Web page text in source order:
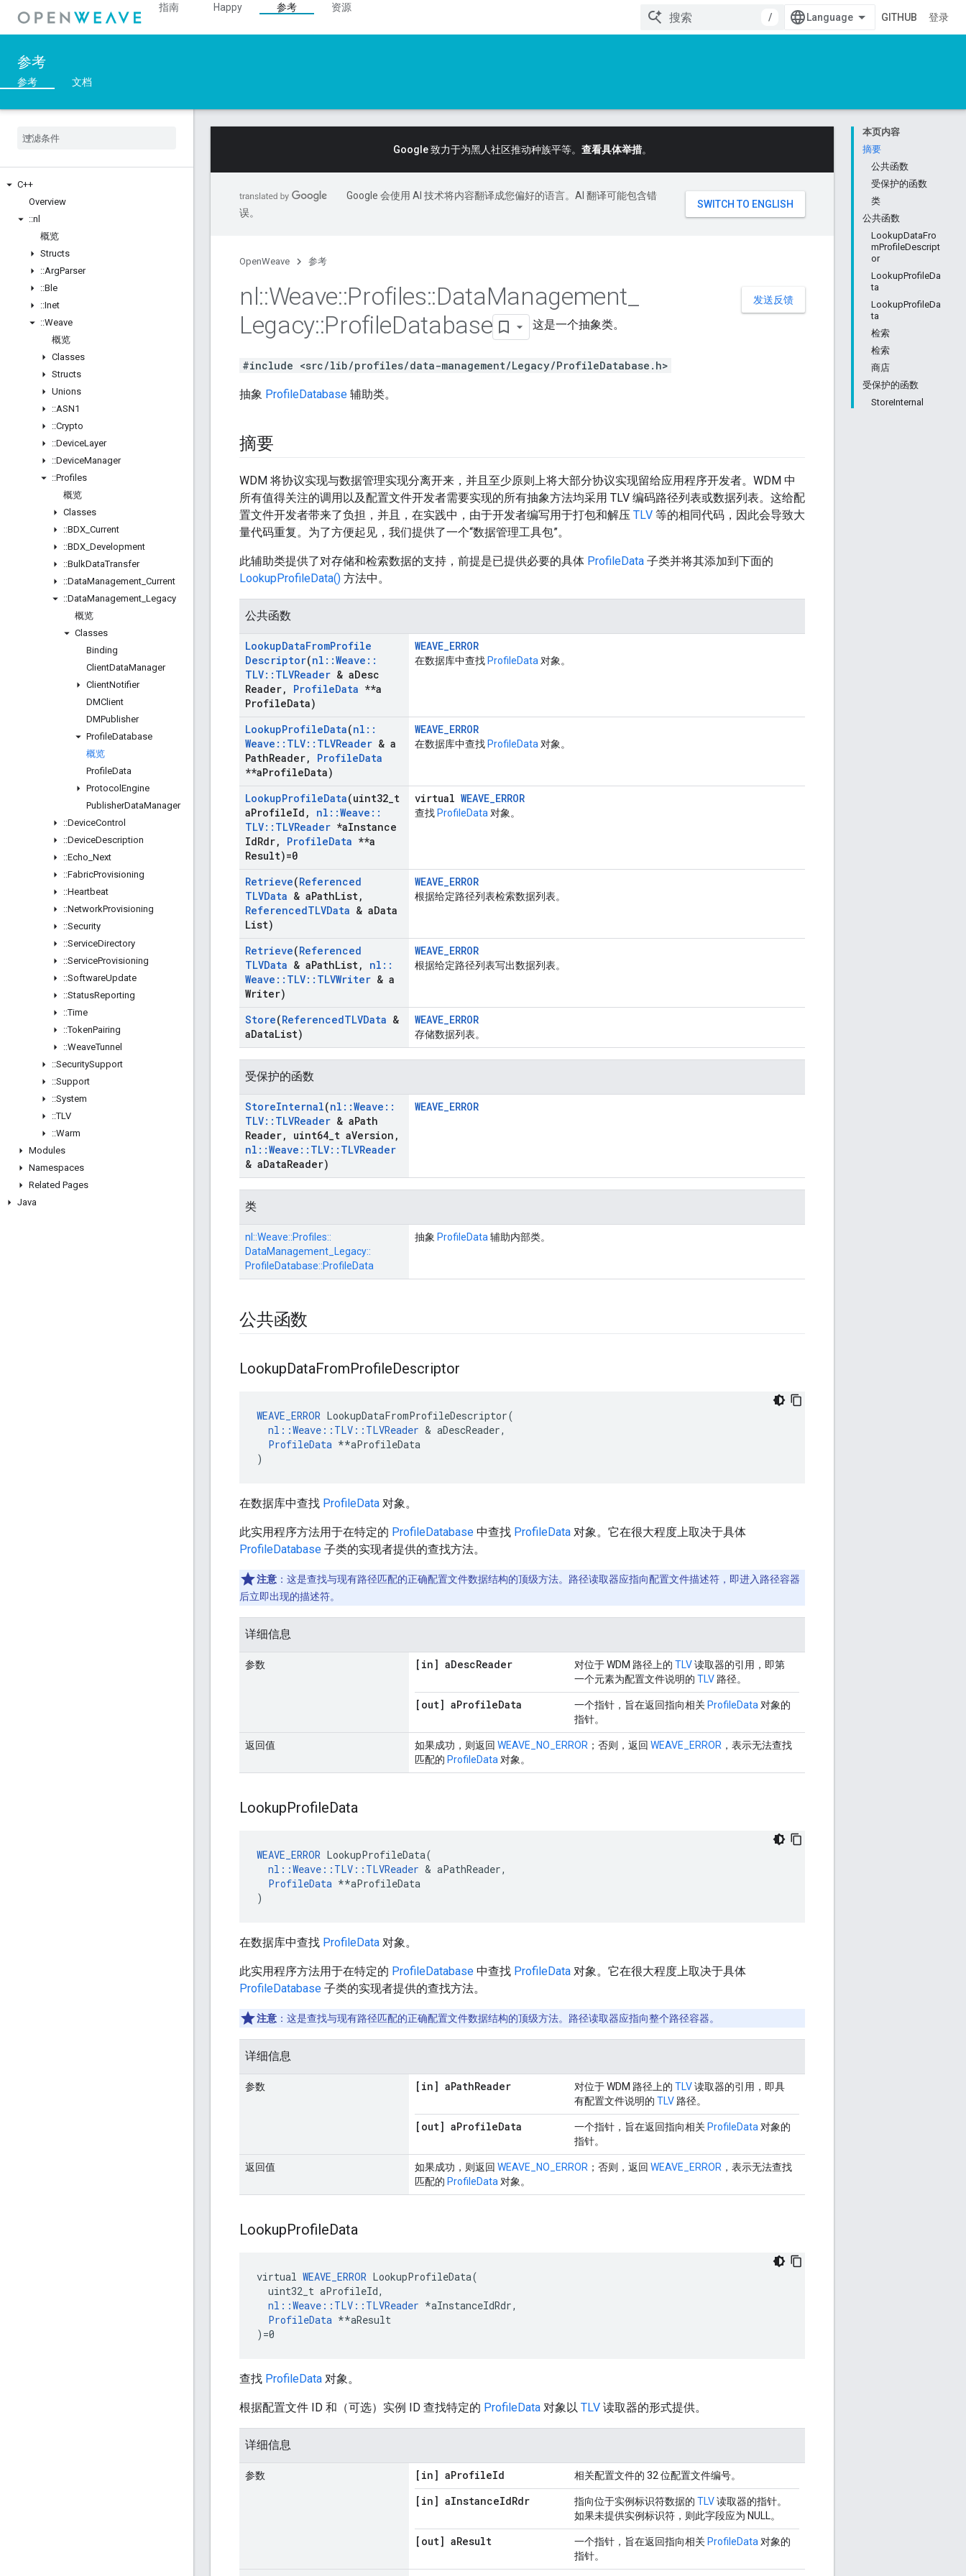
指南 Happy 参考
资源
/
GITHUB 登录
参考
参考 文档
C++
Overview
::nl
概览
Structs
::ArgParser
::Ble
::Inet
::Weave
概览
Classes
Structs
Unions
::ASN1
::Crypto
::DeviceLayer
::DeviceManager
::Profiles
概览
Classes
::BDX Current
::BDX Development
::BulkDataTransfer
::DataManagement Current
::DataManagement Legacy
概览
Classes
Binding
ClientDataManager
ClientNotifier
DMClient
DMPublisher
ProfileDatabase
概览
ProfileData
Protocol Engine
PublisherDataManager
::DeviceControl
::DeviceDescription
::Echo Next
::FabricProvisioning
::Heartbeat
::NetworkProvisioning
::Security
::ServiceDirectory
::ServiceProvisioning
::SoftwareUpdate
::StatusReporting
::Time
::TokenPairing
::WeaveTunnel
::SecuritySupport
::Support
::System
::TLV
::Warm
Modules
Namespaces
Related Pages
Java
本页内容
摘要
公共函数
受保护的函数
类
公共函数
LookupDataFro
mProfileDescript
or
LookupProfileDa
ta
LookupProfileDa
ta
检索
检索
商店
受保护的函数
StoreInternal
Google 致力于为黑人社区推动种族平等。 查看具体举措。
Google 会使用 AI 技术将内容翻译成您偏好的语言。AI 翻译可能包含错
误。
OpenWeave 参考
发送反馈
nl::Weave::Profiles::DataManagement
Legacy::ProfileDatabase 这是一个抽象类。
#include <src/lib/profiles/data-management/Legacy/ProfileDatabase.h>
抽象 ProfileDatabase 辅助类。
摘要
WDM 将协议实现与数据管理实现分离开来，并且至少原则上将大部分协议实现留给应用程序开发者。WDM 中
所有值得关注的调用以及配置文件开发者需要实现的所有抽象方法均采用 TLV 编码路径列表或数据列表。这给配
置文件开发者带来了负担，并且，在实践中，由于开发者编写用于打包和解压 TLV 等的相同代码，因此会导致大
量代码重复。为了方便起见，我们提供了一个“数据管理工具包”。
此辅助类提供了对存储和检索数据的支持，前提是已提供必要的具体 ProfileData 子类并将其添加到下面的
LookupProfileData() 方法中。
公共函数
LookupDataFromProfile
Descriptor(nl ::Weave ::
TLV:: TLVReader & aDesc
Reader, ProfileData **a
ProfileData)
WEAVE_ERROR
在数据库中查找 ProfileData 对象。
LookupProfileData(nl ::
Weave :: TLV:: TLVReader & a
PathReader, ProfileData
**aProfileData)
WEAVE_ERROR
在数据库中查找 ProfileData 对象。
LookupProfileData(uint32 t
aProfileId , nl ::Weave ::
TLV:: TLVReader *aInstance
IdRdr, ProfileData **a
Result)=0
virtual WEAVE_ERROR
查找 ProfileData 对象。
Retrieve(Referenced
TLVData & aPathList,
ReferencedTLVData & aData
List)
WEAVE_ERROR
根据给定路径列表检索数据列表。
Retrieve(Referenced
TLVData & aPathList, nl ::
Weave :: TLV:: TLVWriter & a
Writer)
WEAVE_ERROR
根据给定路径列表写出数据列表。
Store(ReferencedTLVData &
aDataList)
WEAVE_ERROR
存储数据列表。
受保护的函数
StoreInternal(nl ::Weave ::
TLV:: TLVReader & aPath
Reader, uint64 t aVersion ,
nl ::Weave :: TLV:: TLVReader
& aDataReader)
WEAVE_ERROR
类
nl::Weave::Profiles::
DataManagement_Legacy::
ProfileDatabase::ProfileData
抽象 ProfileData 辅助内部类。
公共函数
LookupDataFromProfileDescriptor
WEAVE_ERROR LookupDataFromProfileDescriptor(
nl::Weave::TLV::TLVReader & aDescReader,
ProfileData **aProfileData
)
在数据库中查找 ProfileData 对象。
此实用程序方法用于在特定的 ProfileDatabase 中查找 ProfileData 对象。它在很大程度上取决于具体
ProfileDatabase 子类的实现者提供的查找方法。
注意 ：这是查找与现有路径匹配的正确配置文件数据结构的顶级方法。路径读取器应指向配置文件描述符，即进入路径容器
后立即出现的描述符。
详细信息
参数 [in] aDescReader 对位于 WDM 路径上的 TLV读取器的引用，即第
一个元素为配置文件说明的 TLV 路径。
[out] aProfileData 一个指针，旨在返回指向相关 ProfileData 对象的
指针。
返回值 如果成功，则返回 WEAVE_NO_ERROR ；否则，返回 WEAVE_ERROR ，表示无法查找
匹配的 ProfileData 对象。
LookupProfileData
WEAVE_ERROR LookupProfileData(
nl::Weave::TLV::TLVReader & aPathReader,
ProfileData **aProfileData
)
在数据库中查找 ProfileData 对象。
此实用程序方法用于在特定的 ProfileDatabase 中查找 ProfileData 对象。它在很大程度上取决于具体
ProfileDatabase 子类的实现者提供的查找方法。
注意 ：这是查找与现有路径匹配的正确配置文件数据结构的顶级方法。路径读取器应指向整个路径容器。
详细信息
参数 [in] aPathReader 对位于 WDM 路径上的 TLV读取器的引用，即具
有配置文件说明的 TLV 路径。
[out] aProfileData 一个指针，旨在返回指向相关 ProfileData 对象的
指针。
返回值 如果成功，则返回 WEAVE_NO_ERROR ；否则，返回 WEAVE_ERROR ，表示无法查找
匹配的 ProfileData 对象。
LookupProfileData
virtual WEAVE_ERROR LookupProfileData(
  uint32_t aProfileId,
nl::Weave::TLV::TLVReader *aInstanceIdRdr,
ProfileData **aResult
)=0
查找 ProfileData 对象。
根据配置文件 ID 和（可选）实例 ID 查找特定的 ProfileData 对象以 TLV 读取器的形式提供。
详细信息
参数 [in] aProfileId 相关配置文件的 32 位配置文件编号。
[in] aInstanceIdRdr 指向位于实例标识符数据的 TLV读取器的指针。
如果未提供实例标识符，则此字段应为 NULL。
[out] aResult 一个指针，旨在返回指向相关 ProfileData 对象的
指针。